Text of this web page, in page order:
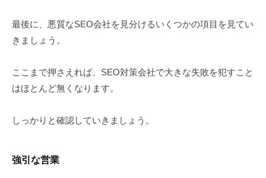
最後に、悪質なSEO会社を見分けるいくつかの項目を見てい
きましょう。
ここまで押さえれば、SEO対策会社で大きな失敗を犯すこと
はほとんど無くなります。
しっかりと確認していきましょう。
強引な営業